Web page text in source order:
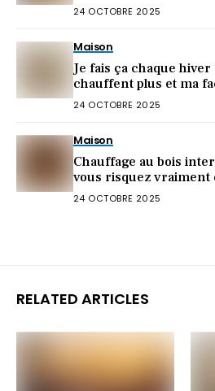
24 OCTOBRE 2025
Maison
Je fais ça chaque
chauffent plus et ma
dépensé)
24 OCTOBRE 2025
Maison
Chauffage au bois
vous risquez vraiment
24 OCTOBRE 2025
RELATED ARTICLES